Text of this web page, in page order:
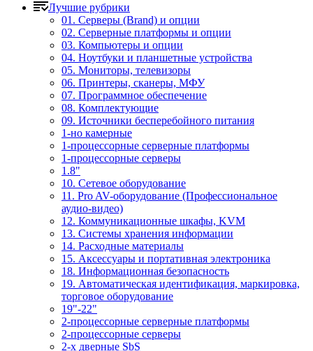
Лучшие рубрики
01. Серверы (Brand) и опции
02. Серверные платформы и опции
03. Компьютеры и опции
04. Ноутбуки и планшетные устройства
05. Мониторы, телевизоры
06. Принтеры, сканеры, МФУ
07. Программное обеспечение
08. Комплектующие
09. Источники бесперебойного питания
1-но камерные
1-процессорные серверные платформы
1-процессорные серверы
1.8"
10. Сетевое оборудование
11. Pro AV-оборудование (Профессиональное
аудио-видео)
12. Коммуникационные шкафы, KVM
13. Системы хранения информации
14. Расходные материалы
15. Аксессуары и портативная электроника
18. Информационная безопасность
19. Автоматическая идентификация, маркировка,
торговое оборудование
19"-22"
2-процессорные серверные платформы
2-процессорные серверы
2-х дверные SbS